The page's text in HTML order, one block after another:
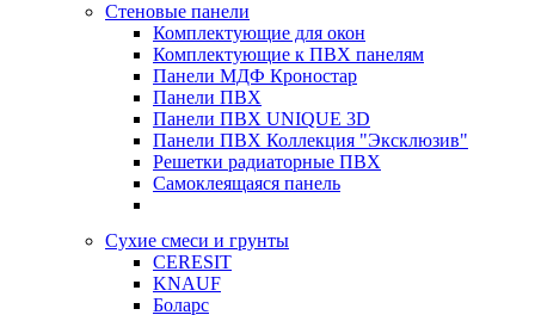
Стеновые панели
Комплектующие для окон
Комплектующие к ПВХ панелям
Панели МДФ Кроностар
Панели ПВХ
Панели ПВХ UNIQUE 3D
Панели ПВХ Коллекция "Эксклюзив"
Решетки радиаторные ПВХ
Самоклеящаяся панель
Сухие смеси и грунты
CERESIT
KNAUF
Боларс